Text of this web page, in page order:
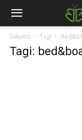
Sākums Tagi
Tagi: